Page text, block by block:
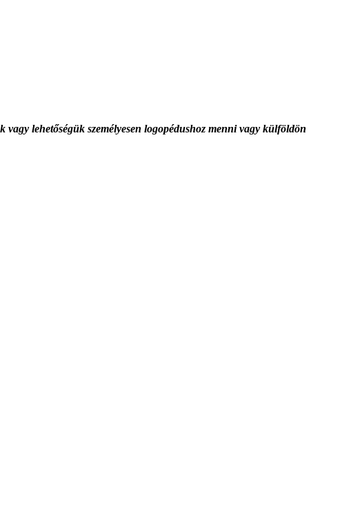
vagy lehetőségük személyesen logopédushoz menni vagy külföldön